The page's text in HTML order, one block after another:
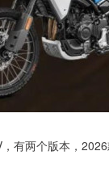
有两个版本，